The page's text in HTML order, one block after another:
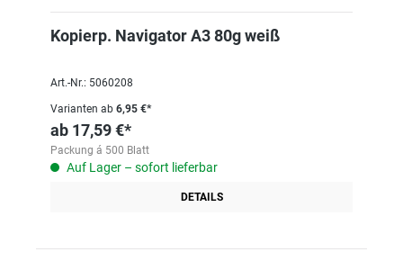
Kopierp. Navigator A3 80g weiß
Art.-Nr.: 5060208
Varianten ab 6,95 €*
ab 17,59 €*
Packung á 500 Blatt
Auf Lager – sofort lieferbar
DETAILS